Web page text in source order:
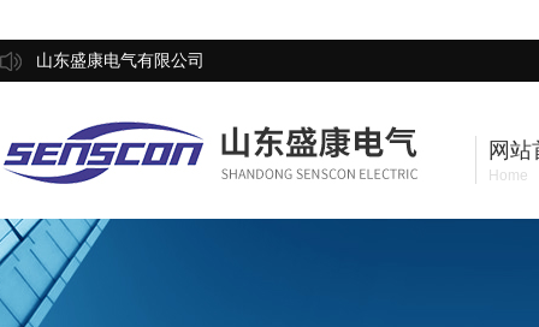
山东盛康电气有限公司
网站
Home